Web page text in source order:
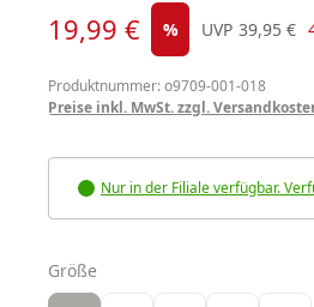
Verkaufspreis:
19,99 € % UVP
Regulärer
39,95 €
Produktnummer: o9709-001-018
Preise inkl. MwSt. zzgl.
Nur in der Filiale verfügbar.
Größe